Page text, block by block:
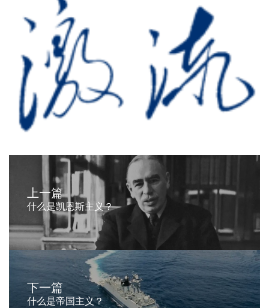
上一篇
什么是凯恩斯主义？
下一篇
什么是帝国主义？